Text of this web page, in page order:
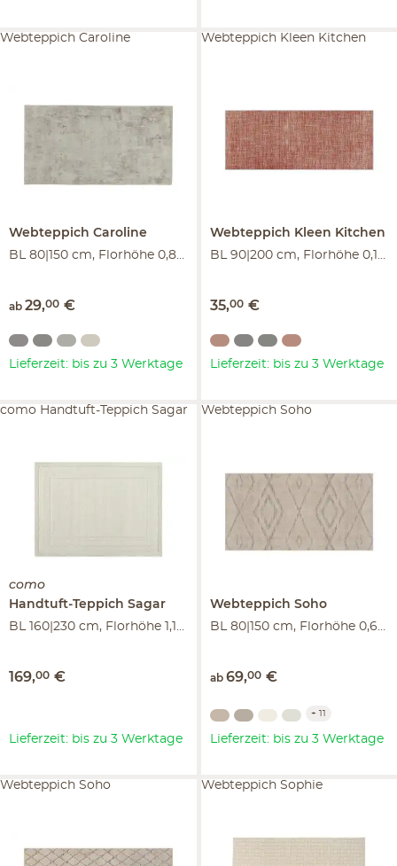
Webteppich Caroline
ab 29,00 €
Webteppich Caroline
Lieferzeit: bis zu 3 Werktage
Webteppich Kleen Kitchen
35,00 €
Webteppich Kleen Kitchen
Lieferzeit: bis zu 3 Werktage
como
Handtuft-Teppich Sagar
169,00 €
como Handtuft-Teppich Sagar
Lieferzeit: bis zu 3 Werktage
Webteppich Soho
ab 69,00 €
Webteppich Soho
+ 11
Lieferzeit: bis zu 3 Werktage
Webteppich Soho Webteppich Sophie